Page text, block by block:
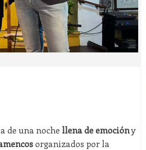
de una noche llena de emocióny
organizados por la